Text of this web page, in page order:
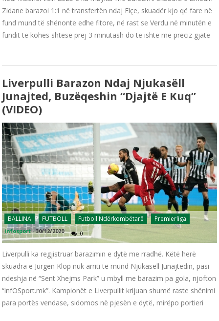
Zidane barazoi 1:1 në transfertën ndaj Elçe, skuadër kjo që fare në
fund mund të shënonte edhe fitore, në rast se Verdu në minutën e
fundit të kohës shtesë prej 3 minutash do të ishte më preciz gjatë
Liverpulli Barazon Ndaj Njukasëll
Junajted, Buzëqeshin “Djajtë E Kuq”
(VIDEO)
BALLINA FUTBOLL Futboll Ndërkombëtarë Premierliga
infosport -30/12/2020 0
Liverpulli ka regjistruar barazimin e dytë me rradhë. Këtë herë
skuadra e Jurgen Klop nuk arriti të mund Njukasëll Junajtedin, pasi
ndeshja në “Sent Xhejms Park” u mbyll me barazim pa gola, njofton
“infOSport.mk”. Kampionët e Liverpullit krijuan shumë raste shënimi
para portës vendase, sidomos në pjesën e dytë, mirëpo portieri